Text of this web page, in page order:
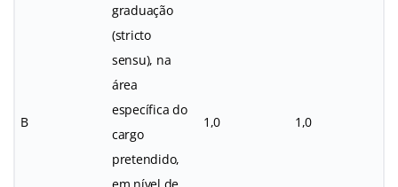
B
graduação
(stricto
sensu), na
área
específica do
cargo
pretendido,
1,0 1,0